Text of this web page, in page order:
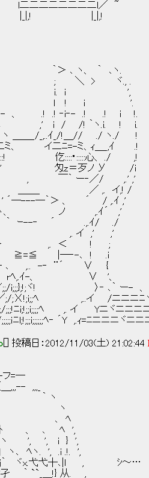
二二二二二l／ ~
|_|,!
＞ ､ ヽ、 ｀ ､ヽ.
＼ > ヾ., .
i. i ', ＼／
l l ! i '. <
、 .! .! ‐i‐- .! .! i
ﾍ ,' i / /! ｀ヽ.i. !
＿_/_,..ｲ_/!＿// ./ ヽ./ !
、 イ二ﾆ=-ミ、ｨ＿_,ｲ .!
}::! 仡::::･:::::心、 ./ ,!
=‐ ' 匁z＝歹ノ У /i
, ￣｀ ー‐／/ ,.' ,'
,. イ,! / 本当！？ お
―｀＞ 、 ´ / ,.ｲ ,'
ノ ,.ｲ´ ,'
ｰ--‐ ´ .,.ｲ/ ./
イ ,' ,'
＜ ! ;
|―‐-､ ! .i
,.. -‐ ¨´ ∨ {
rﾍ,.ｲ-、 ∨ '、
i;;;};!;ヾ! 〉‐ ､｀ ー- 、
／;/;Χ!;i;;ﾍ ,..イ /ニニニﾆ
;;;!ﾆi;!;;i;;;;ﾍ ,. イ Yニヾニニニ
ｉﾆl;!;;;i;;;;;;ﾍ‐ ´Y ,.ｨ=ﾆニニニヾニニ
[] 投稿日：2012/11/03(土) 21:02:44
,,,_
ヽ
ﾍ
､ ﾍ ',
', ', i } ',
ヽ. ', .i .!. ',
弋弋┼､|l , ｼ～… 雅音さ
``_＿!} 从. ,